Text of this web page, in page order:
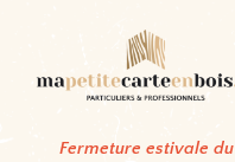
contenu
Fermeture estivale du